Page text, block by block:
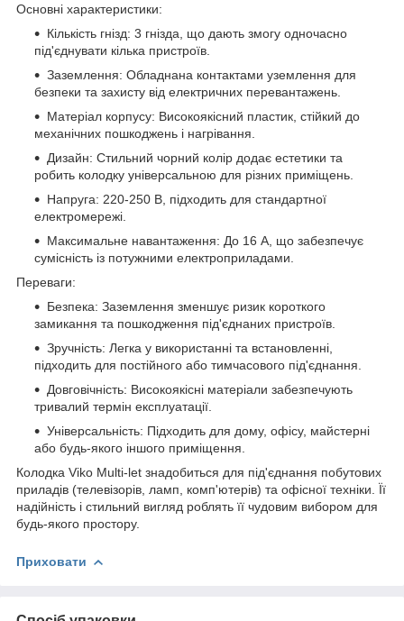
Основні характеристики:
Кількість гнізд: 3 гнізда, що дають змогу одночасно
під'єднувати кілька пристроїв.
Заземлення: Обладнана контактами уземлення для
безпеки та захисту від електричних перевантажень.
Матеріал корпусу: Високоякісний пластик, стійкий до
механічних пошкоджень і нагрівання.
Дизайн: Стильний чорний колір додає естетики та
робить колодку універсальною для різних приміщень.
Напруга: 220-250 В, підходить для стандартної
електромережі.
Максимальне навантаження: До 16 А, що забезпечує
сумісність із потужними електроприладами.
Переваги:
Безпека: Заземлення зменшує ризик короткого
замикання та пошкодження під'єднаних пристроїв.
Зручність: Легка у використанні та встановленні,
підходить для постійного або тимчасового під'єднання.
Довговічність: Високоякісні матеріали забезпечують
тривалий термін експлуатації.
Універсальність: Підходить для дому, офісу, майстерні
або будь-якого іншого приміщення.
Колодка Viko Multi-let знадобиться для під'єднання побутових
приладів (телевізорів, ламп, комп'ютерів) та офісної техніки. Її
надійність і стильний вигляд роблять її чудовим вибором для
будь-якого простору.
Приховати